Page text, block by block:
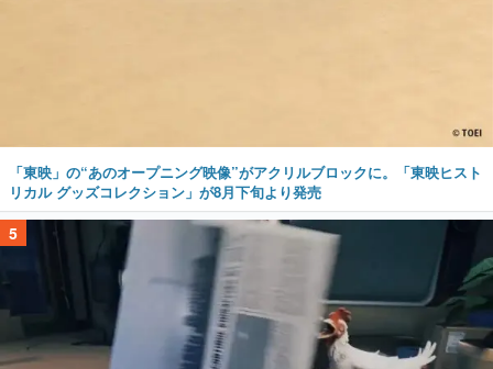
「東映」の“あのオープニング映像”がアクリルブロックに。「東映ヒスト
リカル グッズコレクション」が8月下旬より発売
5